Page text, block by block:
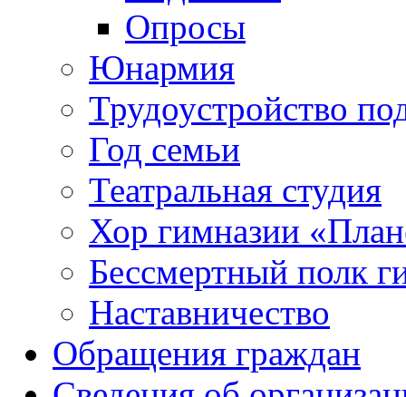
Опросы
Юнармия
Трудоустройство
Год семьи
Театральная студия
Хор гимназии
Бессмертный полк
Наставничество
Обращения граждан